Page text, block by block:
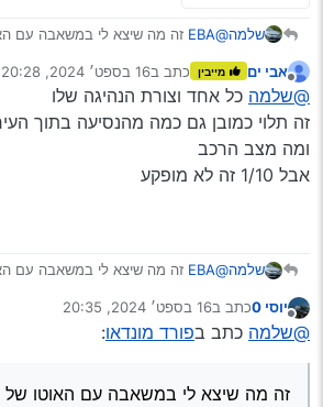
שלמה@EBA
זה מה שיצא לי במשאבה עם
מנותק
אבי ים מייבין כתב ב16 בספט׳ 2024, 20:28
נערך לאחרונה על ידי
@שלמה כל אחד וצורת הנהיגה שלו
זה תלוי כמובן גם כמה מהנסיעה בתוך
ומה מצב הרכב
אבל 1/10 זה לא מופקע
שלמה@EBA
זה מה שיצא לי במשאבה עם
מנותק
יוסי 0 כתב ב16 בספט׳ 2024, 20:35
נערך לאחרונה על ידי
@שלמה כתב בפורד מונדאו:
זה מה שיצא לי במשאבה עם האוטו